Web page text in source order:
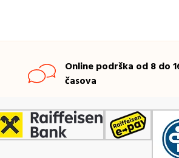
Online podrška od 8 do
časova